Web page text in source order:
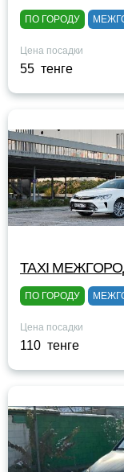
ПО ГОРОДУ
Цена посадки
55 тенге
TAXI
ПО ГОРОДУ
Цена посадки
110 тенге